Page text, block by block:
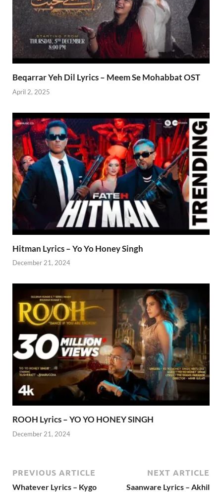
Beqarrar Yeh Dil Lyrics – Meem Se Mohabbat OST
April 2, 2025
Hitman Lyrics – Yo Yo Honey Singh
December 21, 2024
ROOH Lyrics – YO YO HONEY SINGH
December 21, 2024
PREVIOUS ARTICLE
Whatever Lyrics – Kygo
NEXT ARTICLE
Saanware Lyrics – Akhil